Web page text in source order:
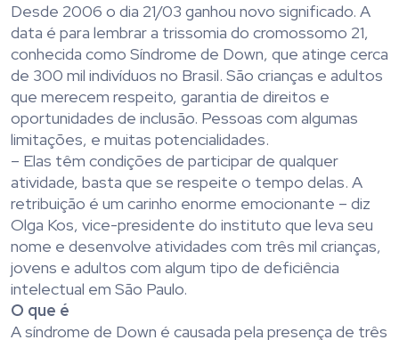
Desde 2006 o dia 21/03 ganhou novo significado. A
data é para lembrar a trissomia do cromossomo 21,
conhecida como Síndrome de Down, que atinge cerca
de 300 mil indivíduos no Brasil. São crianças e adultos
que merecem respeito, garantia de direitos e
oportunidades de inclusão. Pessoas com algumas
limitações, e muitas potencialidades.
– Elas têm condições de participar de qualquer
atividade, basta que se respeite o tempo delas. A
retribuição é um carinho enorme emocionante – diz
Olga Kos, vice-presidente do instituto que leva seu
nome e desenvolve atividades com três mil crianças,
jovens e adultos com algum tipo de deficiência
intelectual em São Paulo.
O que é
A síndrome de Down é causada pela presença de três